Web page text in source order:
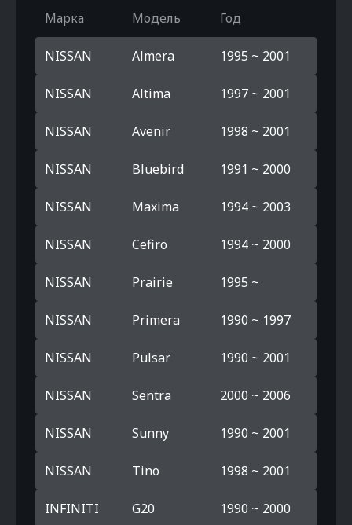
Марка Модель Год
NISSAN Almera 1995 ~ 2001
NISSAN Altima 1997 ~ 2001
NISSAN Avenir 1998 ~ 2001
NISSAN Bluebird 1991 ~ 2000
NISSAN Maxima 1994 ~ 2003
NISSAN Cefiro 1994 ~ 2000
NISSAN Prairie 1995 ~
NISSAN Primera 1990 ~ 1997
NISSAN Pulsar 1990 ~ 2001
NISSAN Sentra 2000 ~ 2006
NISSAN Sunny 1990 ~ 2001
NISSAN Tino 1998 ~ 2001
INFINITI G20 1990 ~ 2000